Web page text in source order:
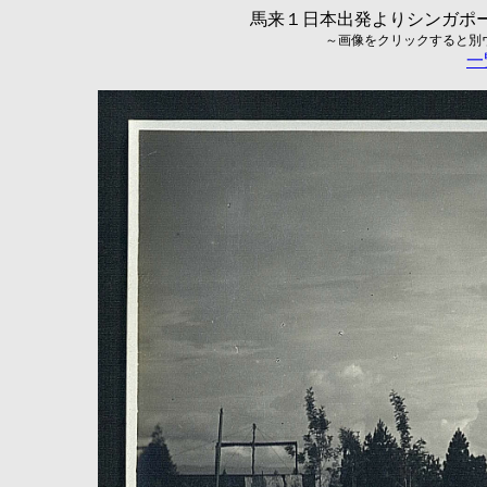
馬来１日本出発よりシンガポ
～画像をクリックすると
一